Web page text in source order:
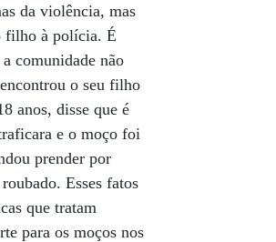
da violência, mas
filho à polícia. É
comunidade não
o seu filho
anos, disse que é
e o moço foi
prender por
Esses fatos
que tratam
para os moços nos